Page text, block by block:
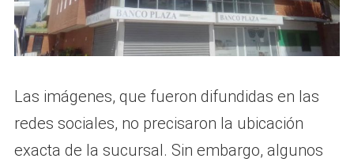
Las imágenes, que fueron difundidas en las
redes sociales, no precisaron la ubicación
exacta de la sucursal. Sin embargo, algunos